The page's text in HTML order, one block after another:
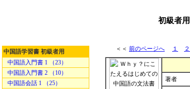
初級者
中国語学習書 初級者用
中国語入門書 1 （23）
中国語入門書 2 （10）
中国語会話 1 （25）
＜＜ 前のページへ １ ２
著者